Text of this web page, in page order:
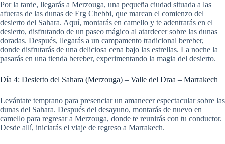
Por la tarde, llegarás a Merzouga, una pequeña ciudad situada a las
afueras de las dunas de Erg Chebbi, que marcan el comienzo del
desierto del Sahara. Aquí, montarás en camello y te adentrarás en el
desierto, disfrutando de un paseo mágico al atardecer sobre las dunas
doradas. Después, llegarás a un campamento tradicional bereber,
donde disfrutarás de una deliciosa cena bajo las estrellas. La noche la
pasarás en una tienda bereber, experimentando la magia del desierto.
Día 4: Desierto del Sahara (Merzouga) – Valle del Draa – Marrakech
Levántate temprano para presenciar un amanecer espectacular sobre las
dunas del Sahara. Después del desayuno, montarás de nuevo en
camello para regresar a Merzouga, donde te reunirás con tu conductor.
Desde allí, iniciarás el viaje de regreso a Marrakech.